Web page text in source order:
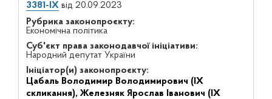
3381-IXвід 20.09.2023
Рубрика законопроєкту:
Економічна політика
Суб'єкт права законодавчої ініціативи:
Народний депутат України
Ініціатор(и) законопроєкту:
Цабаль Володимир Володимирович (IX
скликання), Железняк Ярослав Іванович (IX